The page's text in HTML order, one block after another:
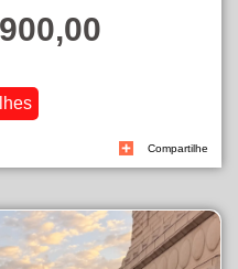
Compartilhe